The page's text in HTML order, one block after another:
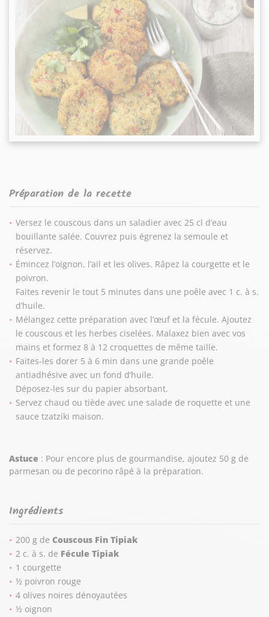
Préparation de la recette
Versez le couscous dans un saladier avec 25 cl d’eau
bouillante salée. Couvrez puis égrenez la semoule et
réservez.
Émincez l’oignon, l’ail et les olives. Râpez la courgette et le
poivron.
Faites revenir le tout 5 minutes dans une poêle avec 1 c. à s.
d’huile.
Mélangez cette préparation avec l’œuf et la fécule. Ajoutez
le couscous et les herbes ciselées. Malaxez bien avec vos
mains et formez 8 à 12 croquettes de même taille.
Faites-les dorer 5 à 6 min dans une grande poêle
antiadhésive avec un fond d’huile.
Déposez-les sur du papier absorbant.
Servez chaud ou tiède avec une salade de roquette et une
sauce tzatzíki maison.
Astuce : Pour encore plus de gourmandise, ajoutez 50 g de
parmesan ou de pecorino râpé à la préparation.
Ingrédients
200 g de Couscous Fin Tipiak
2 c. à s. de Fécule Tipiak
1 courgette
½ poivron rouge
4 olives noires dénoyautées
½ oignon